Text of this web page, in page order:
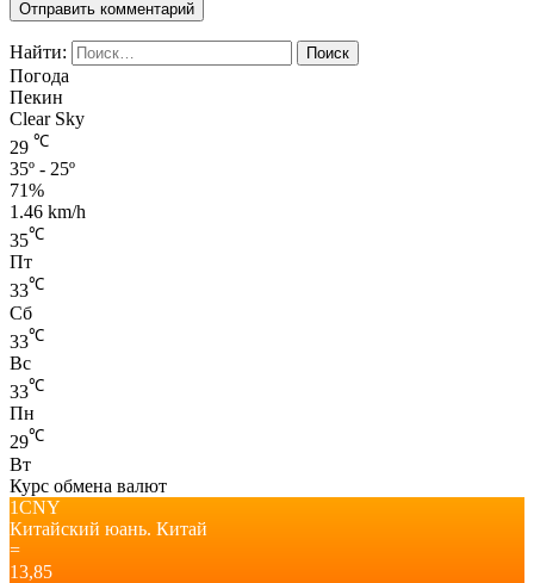
Найти:
Погода
Пекин
Clear Sky
29 ℃
35º - 25º
71%
1.46 km/h
35℃
Пт
33℃
Сб
33℃
Вс
33℃
Пн
29℃
Вт
Курс обмена валют
1CNY
Китайский юань. Китай
=
13,85